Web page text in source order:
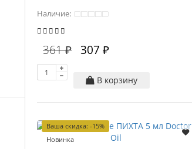
Наличие:
361 ₽ 307 ₽
В корзину
Ваша скидка: -15%
Новинка